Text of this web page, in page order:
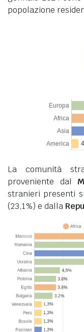
popolazione
La comunità
proveniente dal
stranieri presenti
(23,1%) e dalla